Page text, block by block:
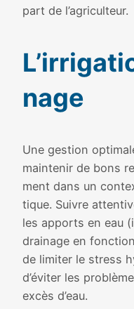
part de l’agriculteur.
nage
Une ges­tion
main­te­nir de bons
ment dans un
tique. Suivre
les apports en eau
drai­nage en
de limi­ter le stress
d’éviter les
excès d’eau.